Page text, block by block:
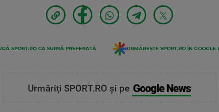
SPORT.RO CA SURSĂ PREFERATĂ URMĂREȘTE SPORT.RO ÎN GOOGLE
Urmăriți SPORT.RO și pe Google News